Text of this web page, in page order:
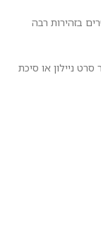
בזהירות רבה
ניילון או סיכת